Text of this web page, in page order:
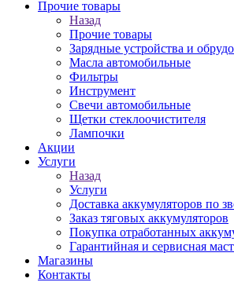
Прочие товары
Назад
Прочие товары
Зарядные устройства и
Масла автомобильные
Фильтры
Инструмент
Свечи автомобильные
Щетки стеклоочистителя
Лампочки
Акции
Услуги
Назад
Услуги
Доставка аккумуляторов по
Заказ тяговых аккумуляторов
Покупка отработанных
Гарантийная и сервисная
Магазины
Контакты